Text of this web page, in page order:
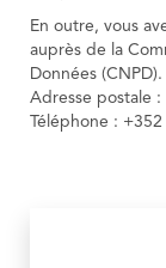
En outre, vous
auprès de la
Données (CNPD).
Adresse postale :
Téléphone :